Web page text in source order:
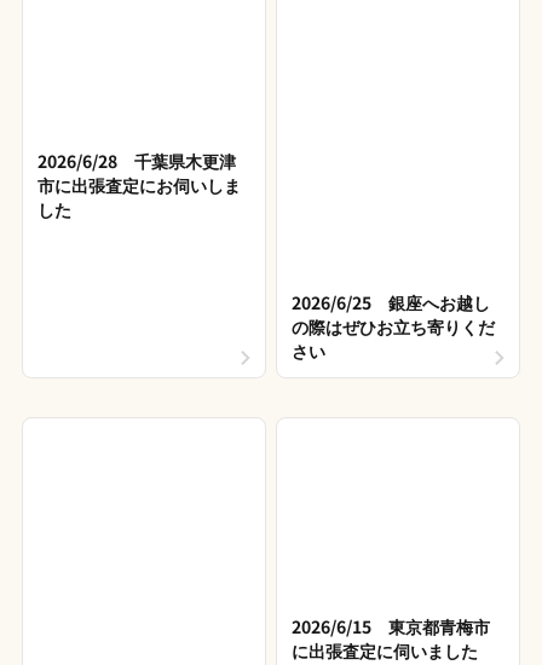
2026/6/28 千葉県木更津
市に出張査定にお伺いしま
した
2026/6/25 銀座へお越し
の際はぜひお立ち寄りくだ
さい
2026/6/15 東京都青梅市
に出張査定に伺いました